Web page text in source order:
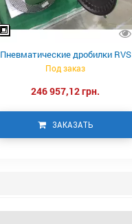
Пневматические дробилки RVS
Под заказ
246 957,12 грн.
ЗАКАЗАТЬ